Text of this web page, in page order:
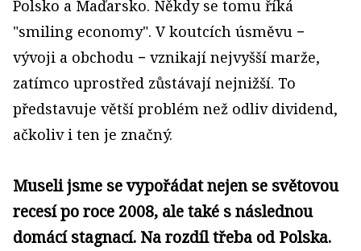
Polsko a Maďarsko. Někdy se tomu říká
"smiling economy". V koutcích úsměvu −
vývoji a obchodu − vznikají nejvyšší marže,
zatímco uprostřed zůstávají nejnižší. To
představuje větší problém než odliv dividend,
ačkoliv i ten je značný.
Museli jsme se vypořádat nejen se světovou
recesí po roce 2008, ale také s následnou
domácí stagnací. Na rozdíl třeba od Polska.